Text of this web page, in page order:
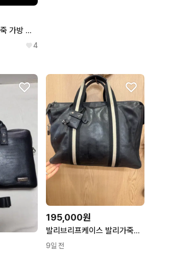
랄프로렌 서류 소가죽 가방 미사용
4
195,000원
발리브리프케이스 발리가죽서류가방
9일 전